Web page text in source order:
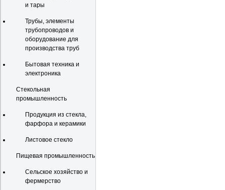
и тары
Трубы, элементы
трубопроводов и
оборудование для
производства труб
Бытовая техника и
электроника
Стекольная
промышленность
Продукция из стекла,
фарфора и керамики
Листовое стекло
Пищевая промышленность
Сельское хозяйство и
фермерство